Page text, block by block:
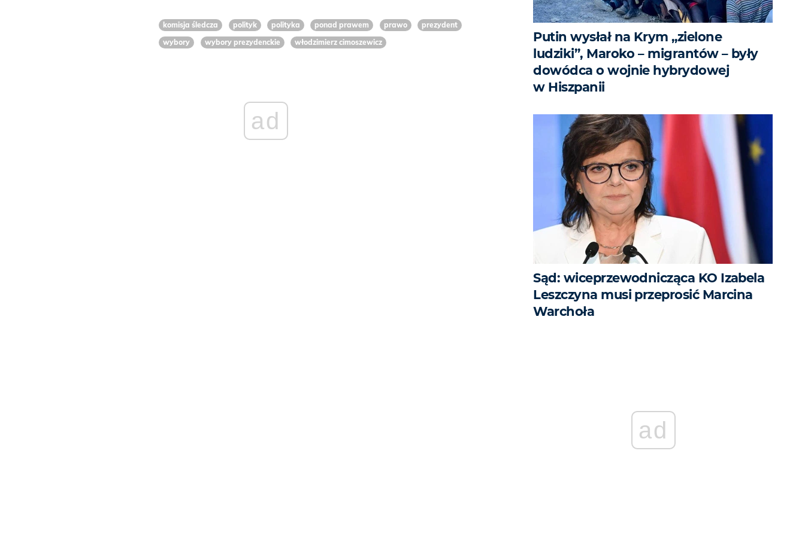
komisja śledcza polityk polityka ponad prawem prawo
prezydent
wybory
wybory prezydenckie włodzimierz cimoszewicz
ad
Putin wysłał na Krym „zielone
ludziki”, Maroko – migrantów – były
dowódca o wojnie hybrydowej
w Hiszpanii
Sąd: wiceprzewodnicząca KO Izabela
Leszczyna musi przeprosić Marcina
Warchoła
ad